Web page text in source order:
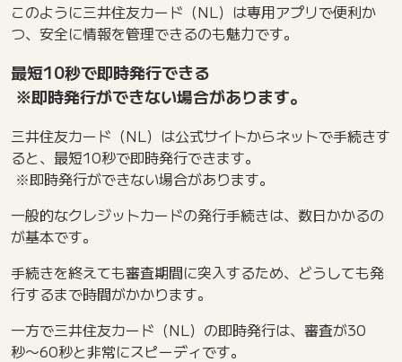
このように三井住友カード（NL）は専用アプリで便利か
つ、安全に情報を管理できるのも魅力です。
最短10秒で即時発行できる
※即時発行ができない場合があります。
三井住友カード（NL）は公式サイトからネットで手続きす
ると、最短10秒で即時発行できます。
※即時発行ができない場合があります。
一般的なクレジットカードの発行手続きは、数日かかるの
が基本です。
手続きを終えても審査期間に突入するため、どうしても発
行するまで時間がかかります。
一方で三井住友カード（NL）の即時発行は、審査が30
秒〜60秒と非常にスピーディです。